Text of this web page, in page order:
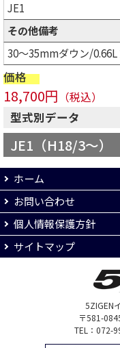
JE1
その他備考
30～35mmダウン/0.66L
価格
18,700円 （税込）
型式別データ
JE1（H18/3～）
ホーム
お問い合わせ
個人情報保護方針
サイトマップ
5ZIGEN
〒581-
TEL：072-